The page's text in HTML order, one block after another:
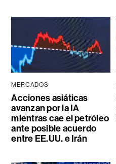
MERCADOS
Acciones asiáticas
avanzan por la IA
mientras cae el petróleo
ante posible acuerdo
entre EE.UU. e Irán